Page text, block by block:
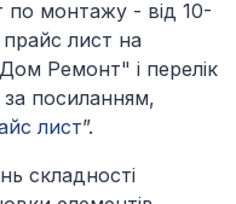
по монтажу - від 10-
лист на
Ремонт" і перелік
посиланням,
лист”.
складності